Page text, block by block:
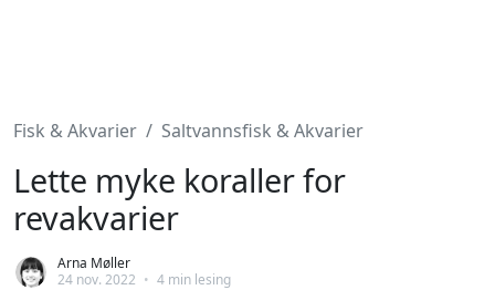
Fisk & Akvarier Saltvannsfisk & Akvarier
Lette myke koraller for
revakvarier
Arna Møller
24 nov. 2022 • 4 min lesing